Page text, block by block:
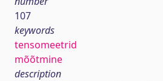
107
keywords
tensomeetrid
mõõtmine
description